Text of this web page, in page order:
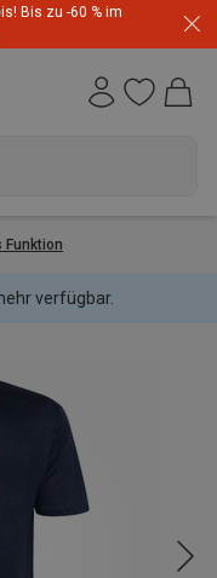
Bis zu -60 % im
Funktion
verfügbar.